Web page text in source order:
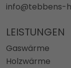
info@tebbens-
LEISTUNGEN
Gaswärme
Holzwärme